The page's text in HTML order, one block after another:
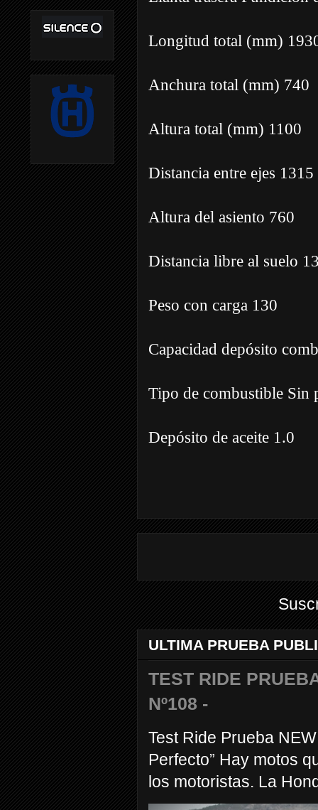
Longitud total (mm)
Anchura total (mm) 740
Altura total (mm) 1100
Distancia entre ejes 1315
Altura del asiento 760
Distancia libre al suelo
Peso con carga 130
Capacidad depósito
Tipo de combustible Sin
Depósito de aceite 1.0
ULTIMA PRUEBA
TEST RIDE
Nº108 -
Test Ride Prueba
Perfecto” Hay motos
los motoristas. La